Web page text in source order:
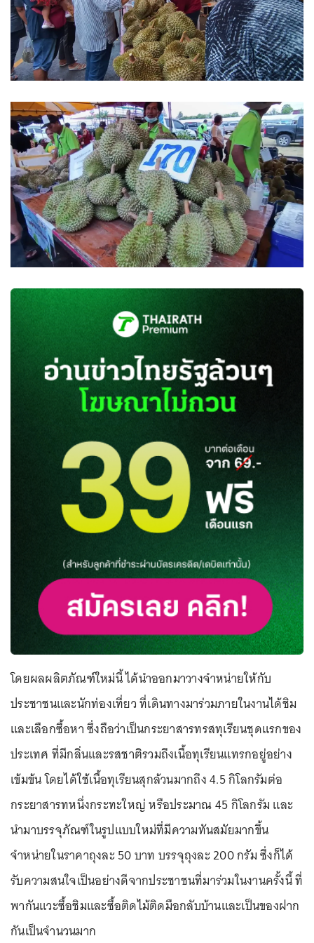
โดยผลผลิตภัณฑ์ใหม่นี้ ได้นำออกมาวางจำหน่ายให้กับ
ประชาชนและนักท่องเที่ยว ที่เดินทางมาร่วมภายในงานได้ชิม
และเลือกซื้อหา ซึ่งถือว่าเป็นกระยาสารทรสทุเรียนชุดแรกของ
ประเทศ ที่มีกลิ่นและรสชาติรวมถึงเนื้อทุเรียนแทรกอยู่อย่าง
เข้มข้น โดยได้ใช้เนื้อทุเรียนสุกล้วนมากถึง 4.5 กิโลกรัมต่อ
กระยาสารทหนึ่งกระทะใหญ่ หรือประมาณ 45 กิโลกรัม และ
นำมาบรรจุภัณฑ์ในรูปแบบใหม่ที่มีความทันสมัยมากขึ้น
จำหน่ายในราคาถุงละ 50 บาท บรรจุถุงละ 200 กรัม ซึ่งก็ได้
รับความสนใจเป็นอย่างดีจากประชาชนที่มาร่วมในงานครั้งนี้ ที่
พากันแวะซื้อชิมและซื้อติดไม้ติดมือกลับบ้านและเป็นของฝาก
กันเป็นจำนวนมาก